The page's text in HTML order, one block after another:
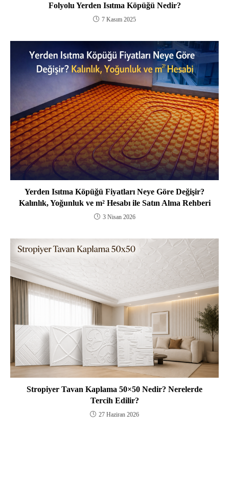
Folyolu Yerden Isıtma Köpüğü Nedir?
7 Kasım 2025
Yerden Isıtma Köpüğü Fiyatları Neye Göre Değişir?
Kalınlık, Yoğunluk ve m² Hesabı ile Satın Alma Rehberi
3 Nisan 2026
Stropiyer Tavan Kaplama 50×50 Nedir? Nerelerde
Tercih Edilir?
27 Haziran 2026